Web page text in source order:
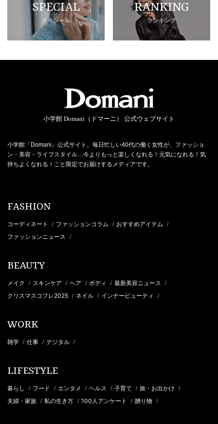
SPECIAL
スペシャル
RANKING
ランキング
小学館 Domani（ドマーニ） 公式ウェブサイト
小学館「Domani」公式サイト。毎日忙しい40代の働く女性が、ファッショ
ン・美容・ライフスタイル…今よりもっと楽しくなれる！元気になれる！気
持ちよくなれる！こと限定でお届けするメディアです。
FASHION
コーディネート / ファッションコラム / おすすめアイテム /
ファッションニュース /
BEAUTY
メイク / スキンケア / ヘア / ボディ / 最新美容ニュース /
クリスマスコフレ2025 / ネイル / インナービューティ /
WORK
雑学 / 仕事 / デジタル /
LIFESTYLE
暮らし / フード / エンタメ / ヘルス / 子育て / 旅・お出かけ /
夫婦・家族 / 私の生き方 / 100人アンケート / 贈り物 /